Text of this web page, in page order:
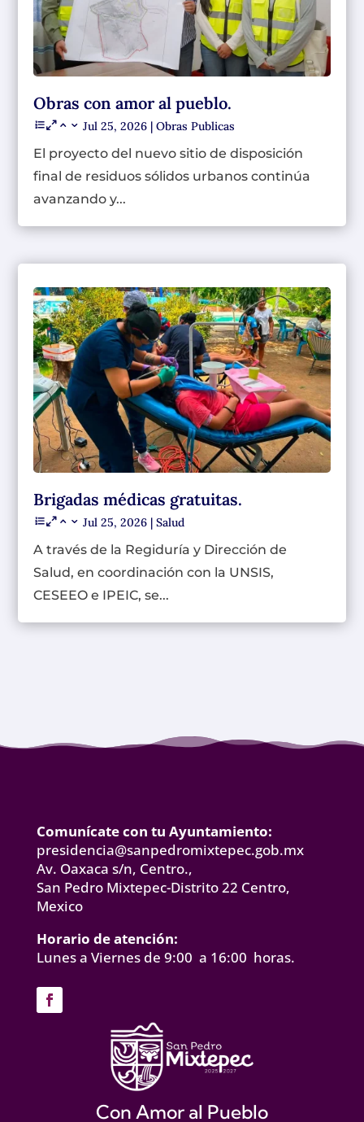
Obras con amor al pueblo.
Jul 25, 2026 |Obras Publicas
El proyecto del nuevo sitio de disposición
final de residuos sólidos urbanos continúa
avanzando y...
Brigadas médicas gratuitas.
Jul 25, 2026 |Salud
A través de la Regiduría y Dirección de
Salud, en coordinación con la UNSIS,
CESEEO e IPEIC, se...
Comunícate con tu Ayuntamiento:
presidencia@sanpedromixtepec.gob.mx
Av. Oaxaca s/n, Centro.,
San Pedro Mixtepec-Distrito 22 Centro,
Mexico
Horario de atención:
Lunes a Viernes de 9:00 a 16:00 horas.
Con Amor al Pueblo